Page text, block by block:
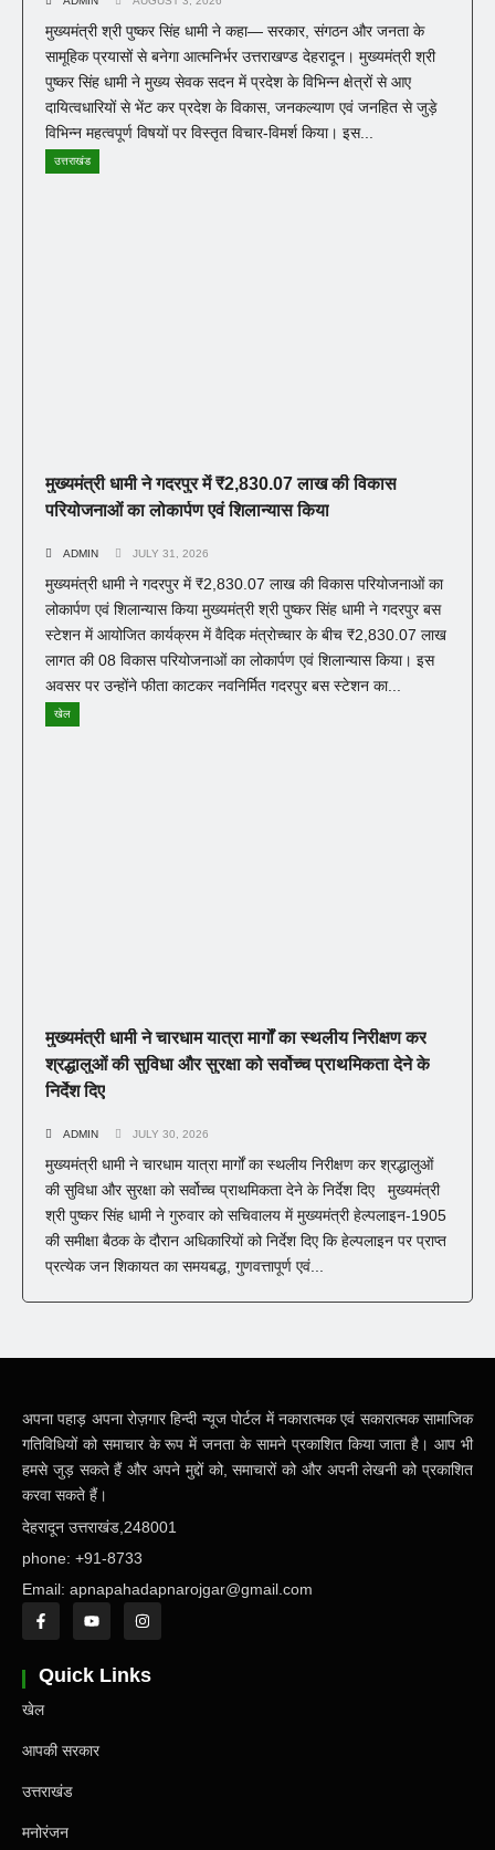
मुख्यमंत्री श्री पुष्कर सिंह धामी ने कहा— सरकार, संगठन और जनता के
सामूहिक प्रयासों से बनेगा आत्मनिर्भर उत्तराखण्ड देहरादून। मुख्यमंत्री श्री
पुष्कर सिंह धामी ने मुख्य सेवक सदन में प्रदेश के विभिन्न क्षेत्रों से आए
दायित्वधारियों से भेंट कर प्रदेश के विकास, जनकल्याण एवं जनहित से जुड़े
विभिन्न महत्वपूर्ण विषयों पर विस्तृत विचार-विमर्श किया। इस...
उत्तराखंड
मुख्यमंत्री धामी ने गदरपुर में ₹2,830.07 लाख की विकास
परियोजनाओं का लोकार्पण एवं शिलान्यास किया
ADMIN JULY 31, 2026
मुख्यमंत्री धामी ने गदरपुर में ₹2,830.07 लाख की विकास परियोजनाओं का
लोकार्पण एवं शिलान्यास किया मुख्यमंत्री श्री पुष्कर सिंह धामी ने गदरपुर बस
स्टेशन में आयोजित कार्यक्रम में वैदिक मंत्रोच्चार के बीच ₹2,830.07 लाख
लागत की 08 विकास परियोजनाओं का लोकार्पण एवं शिलान्यास किया। इस
अवसर पर उन्होंने फीता काटकर नवनिर्मित गदरपुर बस स्टेशन का...
खेल
मुख्यमंत्री धामी ने चारधाम यात्रा मार्गों का स्थलीय निरीक्षण कर
श्रद्धालुओं की सुविधा और सुरक्षा को सर्वोच्च प्राथमिकता देने के
निर्देश दिए
ADMIN JULY 30, 2026
मुख्यमंत्री धामी ने चारधाम यात्रा मार्गों का स्थलीय निरीक्षण कर श्रद्धालुओं
की सुविधा और सुरक्षा को सर्वोच्च प्राथमिकता देने के निर्देश दिए मुख्यमंत्री
श्री पुष्कर सिंह धामी ने गुरुवार को सचिवालय में मुख्यमंत्री हेल्पलाइन-1905
की समीक्षा बैठक के दौरान अधिकारियों को निर्देश दिए कि हेल्पलाइन पर प्राप्त
प्रत्येक जन शिकायत का समयबद्ध, गुणवत्तापूर्ण एवं...
अपना पहाड़ अपना रोज़गार हिन्दी न्यूज पोर्टल में नकारात्मक एवं सकारात्मक सामाजिक
गतिविधियों को समाचार के रूप में जनता के सामने प्रकाशित किया जाता है। आप भी
हमसे जुड़ सकते हैं और अपने मुद्दों को, समाचारों को और अपनी लेखनी को प्रकाशित
करवा सकते हैं।
देहरादून उत्तराखंड,248001
phone: +91-8733
Email: apnapahadapnarojgar@gmail.com
Quick Links
खेल
आपकी सरकार
उत्तराखंड
मनोरंजन